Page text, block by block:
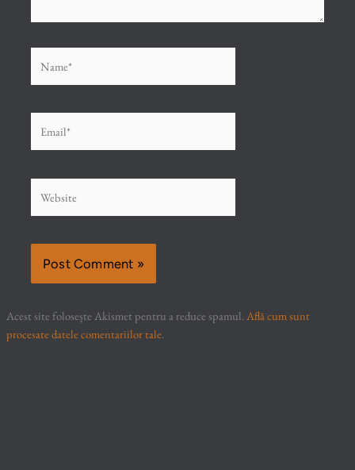
Acest site folosește Akismet pentru a reduce spamul.Află cum sunt
procesate datele comentariilor tale.